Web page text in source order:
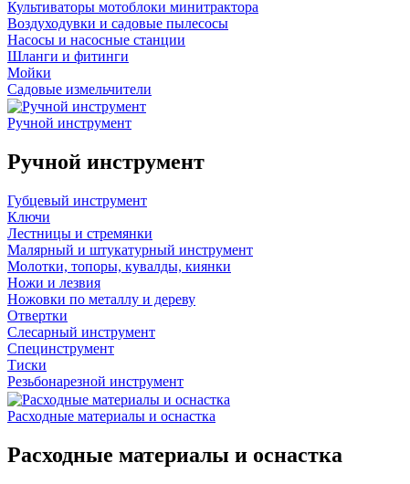
Культиваторы мотоблоки минитрактора
Воздуходувки и садовые пылесосы
Насосы и насосные станции
Шланги и фитинги
Мойки
Садовые измельчители
Ручной инструмент
Ручной инструмент
Губцевый инструмент
Ключи
Лестницы и стремянки
Малярный и штукатурный инструмент
Молотки, топоры, кувалды, киянки
Ножи и лезвия
Ножовки по металлу и дереву
Отвертки
Слесарный инструмент
Специнструмент
Тиски
Резьбонарезной инструмент
Расходные материалы и оснастка
Расходные материалы и оснастка